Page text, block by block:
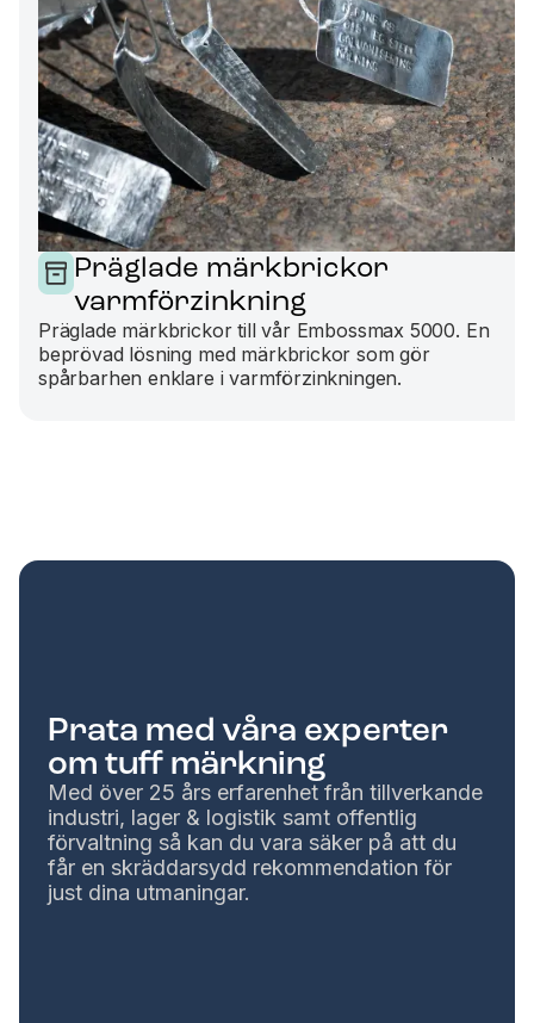
Präglade märkbrickor
varmförzinkning
Präglade märkbrickor till vår Embossmax 5000. En
beprövad lösning med märkbrickor som gör
spårbarhen enklare i varmförzinkningen.
Prata med våra experter
om tuff märkning
Med över 25 års erfarenhet från tillverkande
industri, lager & logistik samt offentlig
förvaltning så kan du vara säker på att du
får en skräddarsydd rekommendation för
just dina utmaningar.